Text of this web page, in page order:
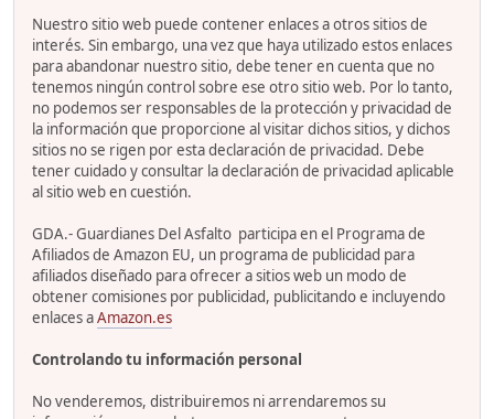
Nuestro sitio web puede contener enlaces a otros sitios de
interés. Sin embargo, una vez que haya utilizado estos enlaces
para abandonar nuestro sitio, debe tener en cuenta que no
tenemos ningún control sobre ese otro sitio web. Por lo tanto,
no podemos ser responsables de la protección y privacidad de
la información que proporcione al visitar dichos sitios, y dichos
sitios no se rigen por esta declaración de privacidad. Debe
tener cuidado y consultar la declaración de privacidad aplicable
al sitio web en cuestión.
GDA.- Guardianes Del Asfalto participa en el Programa de
Afiliados de Amazon EU, un programa de publicidad para
afiliados diseñado para ofrecer a sitios web un modo de
obtener comisiones por publicidad, publicitando e incluyendo
enlaces aAmazon.es
Controlando tu información personal
No venderemos, distribuiremos ni arrendaremos su